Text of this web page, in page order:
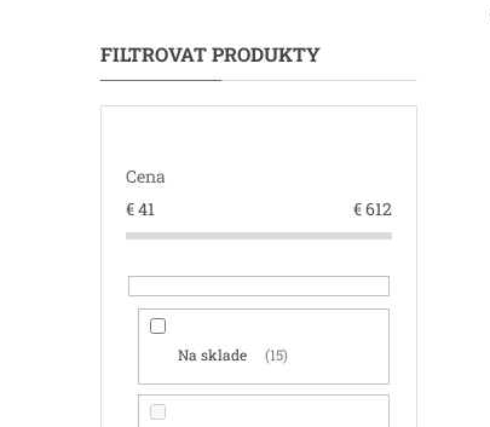
Cena
€41 €612
Na sklade 15